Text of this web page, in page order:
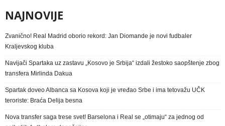
NAJNOVIJE
Zvanično! Real Madrid oborio rekord: Jan Diomande je novi fudbaler
Kraljevskog kluba
Navijači Spartaka uz zastavu „Kosovo je Srbija“ izdali žestoko saopštenje zbog
transfera Mirlinda Dakua
Spartak doveo Albanca sa Kosova koji je vređao Srbe i ima tetovažu UČK
teroriste: Braća Delija besna
Nova transfer saga trese svet! Barselona i Real se „otimaju“ za jednog od